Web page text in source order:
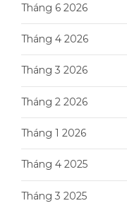
Tháng 6 2026
Tháng 4 2026
Tháng 3 2026
Tháng 2 2026
Tháng 1 2026
Tháng 4 2025
Tháng 3 2025